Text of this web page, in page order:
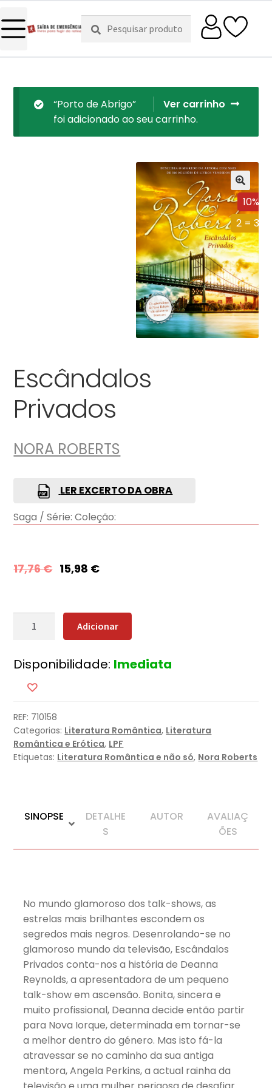
Pesquisar
por:
Pesquisa
Ver carrinho
“Porto de Abrigo”
foi adicionado ao seu carrinho.
10%
2 = 3
Escândalos
Privados
NORA ROBERTS
LER EXCERTO DA OBRA
Saga / Série: Coleção:
17,76€ 15,98 €
Quantidade
Privados
Adicionar
Disponibilidade: Imediata
REF: 710158
Categorias: Literatura Romântica, Literatura
Romântica e Erótica, LPF
Etiquetas: Literatura Romântica e não só, Nora Roberts
SINOPSE
DETALHE
S
AUTOR
AVALIAÇ
ÕES
No mundo glamoroso dos talk-shows, as
estrelas mais brilhantes escondem os
segredos mais negros. Desenrolando-se no
glamoroso mundo da televisão, Escândalos
Privados conta-nos a história de Deanna
Reynolds, a apresentadora de um pequeno
talk-show em ascensão. Bonita, sincera e
muito profissional, Deanna decide então partir
para Nova Iorque, determinada em tornar-se
a melhor dentro do género. Mas isto fá-la
atravessar se no caminho da sua antiga
mentora, Angela Perkins, a actual rainha da